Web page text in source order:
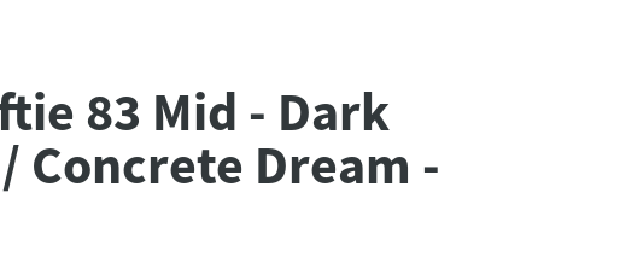
83 Mid - Dark
Concrete Dream -